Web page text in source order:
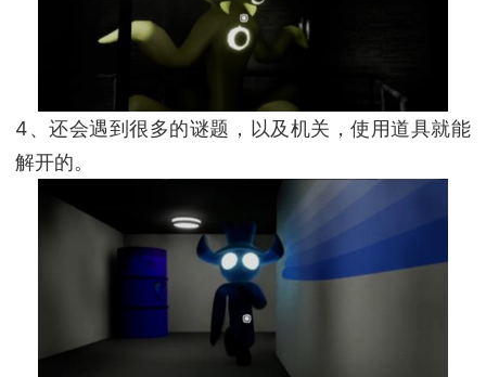
4、还会遇到很多的谜题，以及机关，使用道具就能
解开的。